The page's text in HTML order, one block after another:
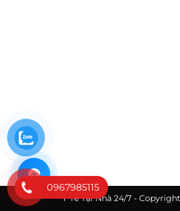
Y Tế Tại Nhà 24/7 -
0967985115